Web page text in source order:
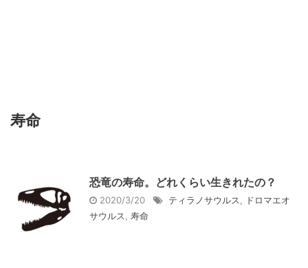
寿命
恐竜の寿命。どれくらい生きれたの？
2020/3/20 ティラノサウルス
ドロマエオ
サウルス
寿命